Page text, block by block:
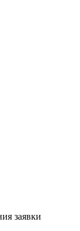
заявки